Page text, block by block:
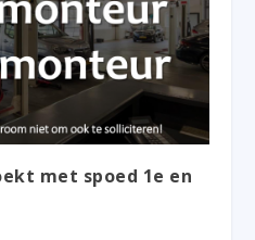
met spoed 1e en